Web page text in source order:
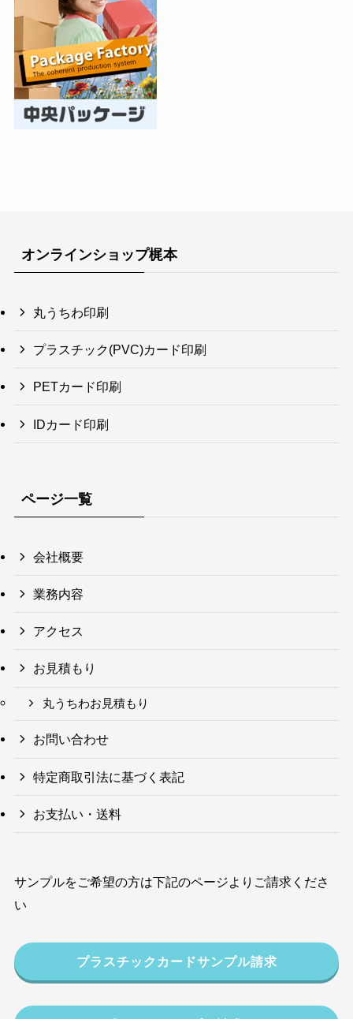
オンラインショップ梶本
丸うちわ印刷
プラスチック(PVC)カード印刷
PETカード印刷
IDカード印刷
ページ一覧
会社概要
業務内容
アクセス
お見積もり
丸うちわお見積もり
お問い合わせ
特定商取引法に基づく表記
お支払い・送料
サンプルをご希望の方は下記のページよりご請求くださ
い
プラスチックカードサンプル請求